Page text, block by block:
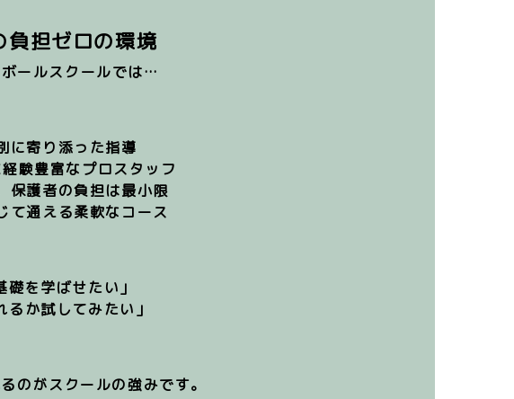
負担ゼロの環境
ールスクールでは…
に寄り添った指導
験豊富なプロスタッフ
保護者の負担は最小限
て通える柔軟なコース
礎を学ばせたい」
るか試してみたい」
のがスクールの強みです。